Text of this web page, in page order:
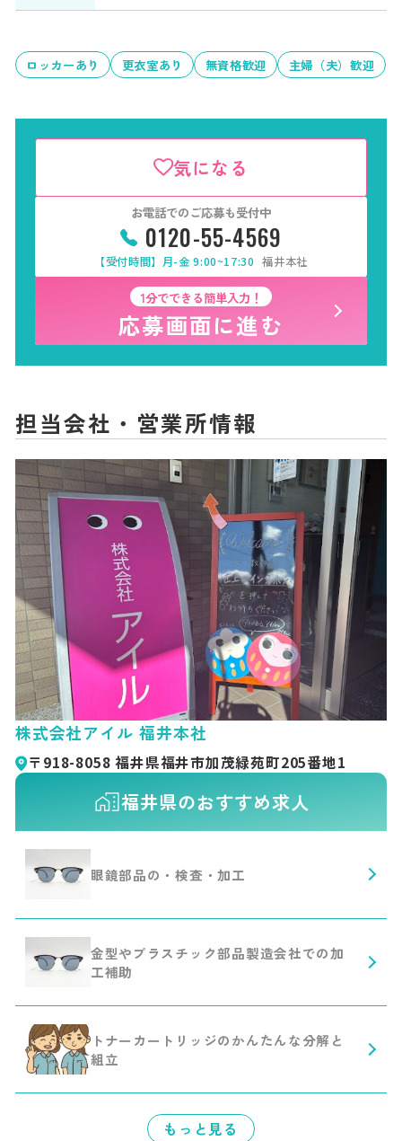
ロッカーあり 更衣室あり 無資格歓迎 主婦（夫）歓迎
気になる
お電話でのご応募も受付中
0120-55-4569
【受付時間】月-金 9:00~17:30 福井本社
1分でできる簡単入力！
応募画面に進む
担当会社・営業所情報
株式会社アイル 福井本社
〒918-8058 福井県福井市加茂緑苑町205番地1
福井県のおすすめ求人
眼鏡部品の・検査・加工
金型やプラスチック部品製造会社での加
工補助
トナーカートリッジのかんたんな分解と
組立
もっと見る